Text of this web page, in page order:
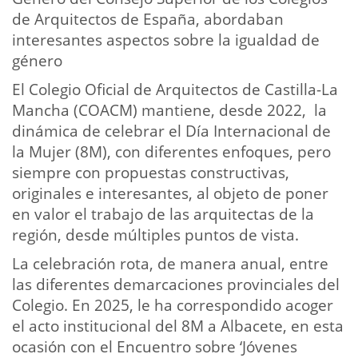
de Arquitectos de España, abordaban
interesantes aspectos sobre la igualdad de
género
El Colegio Oficial de Arquitectos de Castilla-La
Mancha (COACM) mantiene, desde 2022, la
dinámica de celebrar el Día Internacional de
la Mujer (8M), con diferentes enfoques, pero
siempre con propuestas constructivas,
originales e interesantes, al objeto de poner
en valor el trabajo de las arquitectas de la
región, desde múltiples puntos de vista.
La celebración rota, de manera anual, entre
las diferentes demarcaciones provinciales del
Colegio. En 2025, le ha correspondido acoger
el acto institucional del 8M a Albacete, en esta
ocasión con el Encuentro sobre ‘Jóvenes